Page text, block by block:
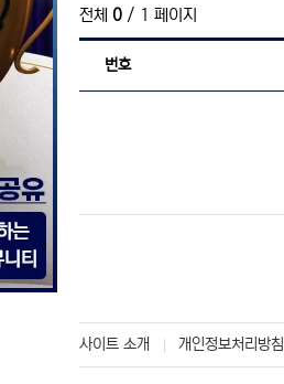
전체 0 / 1 페이지
번호
사이트 소개 개인정보처리방침